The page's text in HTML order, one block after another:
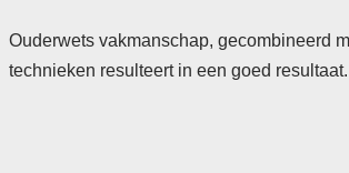
Ouderwets vakmanschap, gecombineerd
technieken resulteert in een goed resultaat.